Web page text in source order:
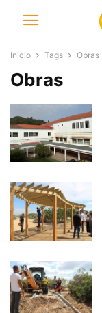
Inicio Tags Obras
Obras